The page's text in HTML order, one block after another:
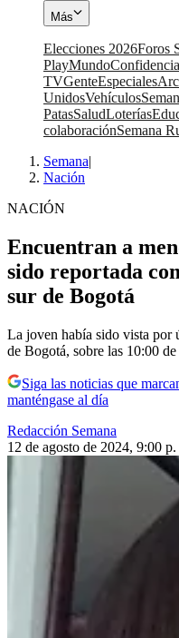
Más
Elecciones 2026Foros
PlayMundo
TVGenteEspeciales
UnidosVehículos
PatasSaludLoterías
colaboraciónSemana
Semana|
Nación
NACIÓN
Encuentran a
sido reportada
sur de Bogotá
La joven había sido vista por
de Bogotá, sobre las 10:00
Siga las noticias que
manténgase al día
Redacción Semana
12 de agosto de 2024, 9:00 p.